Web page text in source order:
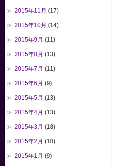
2015年11月 (17)
2015年10月 (14)
2015年9月 (11)
2015年8月 (13)
2015年7月 (11)
2015年6月 (9)
2015年5月 (13)
2015年4月 (13)
2015年3月 (18)
2015年2月 (10)
2015年1月 (9)